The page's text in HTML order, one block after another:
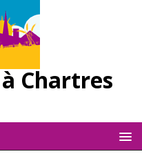
Chartres